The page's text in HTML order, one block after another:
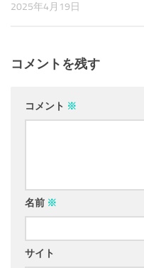
2025年4月19日
コメントを残す
コメント ※
名前 ※
サイト